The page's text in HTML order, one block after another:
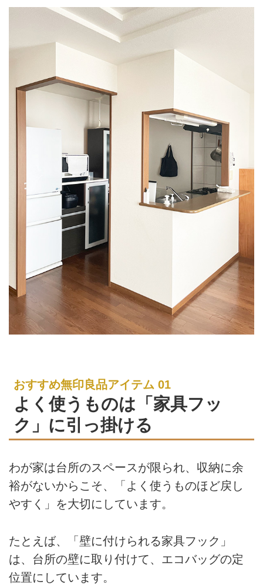
おすすめ無印良品アイテム 01
よく使うものは「家具フッ
ク」に引っ掛ける
わが家は台所のスペースが限られ、収納に余
裕がないからこそ、「よく使うものほど戻し
やすく」を大切にしています。
たとえば、「壁に付けられる家具フック」
は、台所の壁に取り付けて、エコバッグの定
位置にしています。